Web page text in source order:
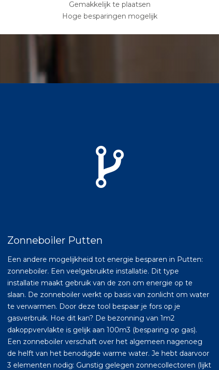
Gemakkelijk te plaatsen
Hoge besparingen mogelijk
Zonneboiler Putten
Een andere mogelijkheid tot energie besparen in Putten:
zonneboiler. Een veelgebruikte installatie. Dit type
installatie maakt gebruik van de zon om energie op te
slaan. De zonneboiler werkt op basis van zonlicht om water
te verwarmen. Door deze tool bespaar je fors op je
gasverbruik. Hoe dit kan? De bezonning van 1m2
dakoppvervlakte is gelijk aan 100m3 (besparing op gas).
Een zonneboiler verschaft over het algemeen nagenoeg
de helft van het benodigde warme water. Je hebt daarvoor
3 elementen nodig: Gunstig gelegen zonnecollectoren (lijkt